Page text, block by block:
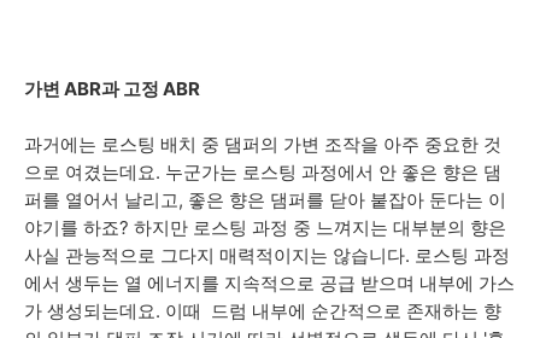
가변 ABR과 고정 ABR
과거에는 로스팅 배치 중 댐퍼의 가변 조작을 아주 중요한 것
으로 여겼는데요. 누군가는 로스팅 과정에서 안 좋은 향은 댐
퍼를 열어서 날리고, 좋은 향은 댐퍼를 닫아 붙잡아 둔다는 이
야기를 하죠? 하지만 로스팅 과정 중 느껴지는 대부분의 향은
사실 관능적으로 그다지 매력적이지는 않습니다. 로스팅 과정
에서 생두는 열 에너지를 지속적으로 공급 받으며 내부에 가스
가 생성되는데요. 이때 드럼 내부에 순간적으로 존재하는 향